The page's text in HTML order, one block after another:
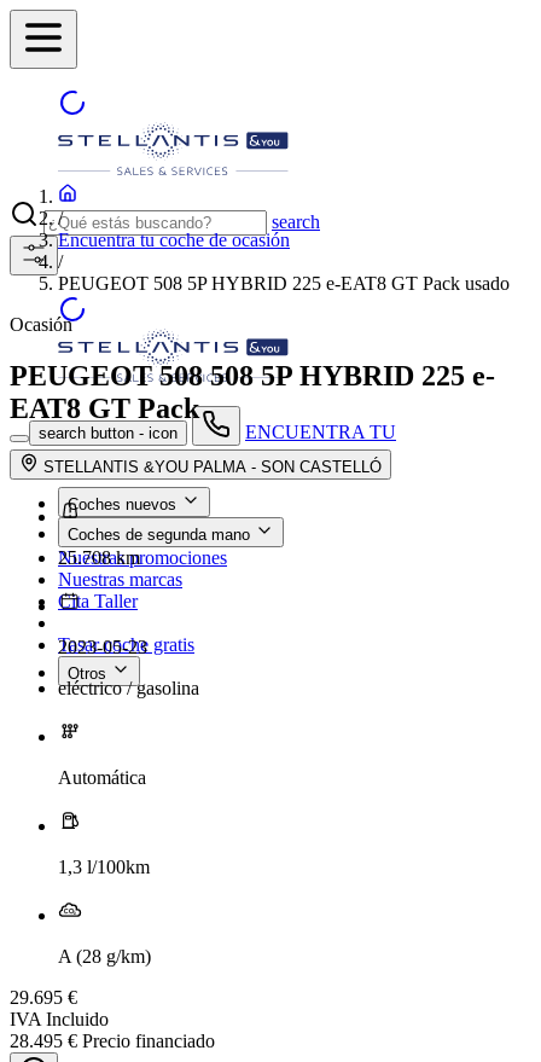
search
search button - icon
ENCUENTRA TU
CONCESIONARIO
Coches nuevos
Coches de segunda mano
Nuestras promociones
Nuestras marcas
Cita Taller
Tasar coche gratis
Otros
/
Encuentra tu coche de ocasión
/
PEUGEOT 508 5P HYBRID 225 e-EAT8 GT Pack usado
Ocasión
PEUGEOT 508508 5P HYBRID 225 e-
EAT8 GT Pack
STELLANTIS &YOU PALMA - SON CASTELLÓ
25.708 km
2023-05-23
eléctrico / gasolina
Automática
1,3 l/100km
A (28 g/km)
29.695 €
IVA Incluido
28.495 € Precio financiado